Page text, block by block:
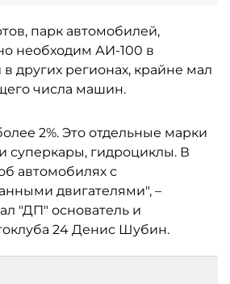
парк автомобилей,
необходим АИ-100 в
в других регионах, крайне мал
числа машин.
2%. Это отдельные марки
суперкары, гидроциклы. В
автомобилях с
двигателями", –
"ДП" основатель и
24 Денис Шубин.